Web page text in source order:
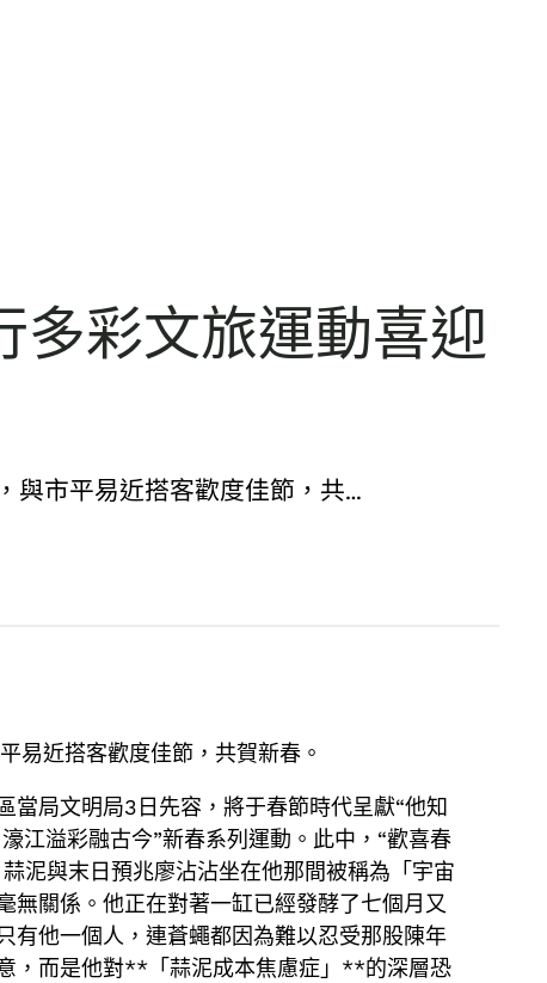
彩文旅運動喜迎
與市平易近搭客歡度佳節，共…
易近搭客歡度佳節，共賀新春。
局文明局3日先容，將于春節時代呈獻“他知
江溢彩融古今”新春系列運動。此中，“歡喜春
泥與末日預兆廖沾沾坐在他那間被稱為「宇宙
無關係。他正在對著一缸已經發酵了七個月又
有他一個人，連蒼蠅都因為難以忍受那股陳年
，而是他對**「蒜泥成本焦慮症」**的深層恐